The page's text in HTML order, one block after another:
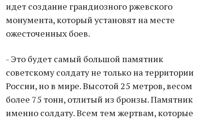
идет создание грандиозного ржевского
монумента, который установят на месте
ожесточенных боев.
- Это будет самый большой памятник
советскому солдату не только на территории
России, но в мире. Высотой 25 метров, весом
более 75 тонн, отлитый из бронзы. Памятник
именно солдату. Всем тем жертвам, которые